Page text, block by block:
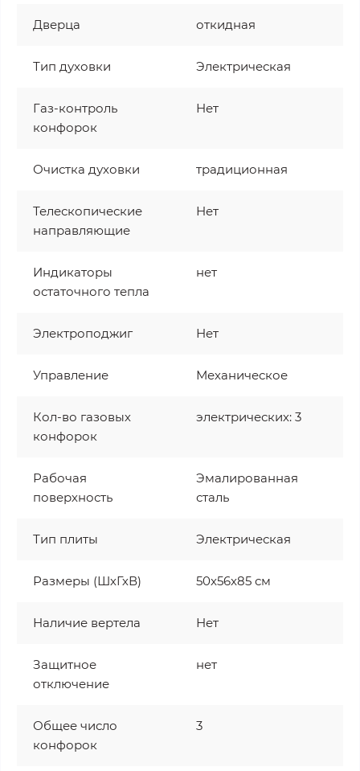
Дверца откидная
Тип духовки Электрическая
Газ-контроль
конфорок
Нет
Очистка духовки традиционная
Телескопические
направляющие
Нет
Индикаторы
остаточного тепла
нет
Электроподжиг Нет
Управление Механическое
Кол-во газовых
конфорок
электрических: 3
Рабочая
поверхность
Эмалированная
сталь
Тип плиты Электрическая
Размеры (ШхГхВ) 50x56x85 см
Наличие вертела Нет
Защитное
отключение
нет
Общее число
конфорок
3